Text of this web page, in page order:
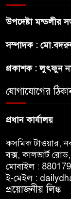
উপদেষ্টা মন্ডলীর
সম্পাদক :
প্রকাশক : লুৎফুন
যোগাযোগের
প্রধান কার্যালয়
কসমিক টাওয়ার,
বক্স, কালভার্ট
মোবাইল :
ই-মেইল :
প্রয়োজনীয় লিঙ্ক